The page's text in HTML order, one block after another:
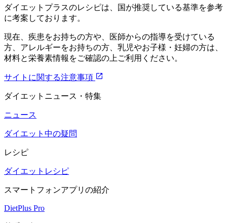
ダイエットプラスのレシピは、国が推奨している基準を参考
に考案しております。
現在、疾患をお持ちの方や、医師からの指導を受けている
方、アレルギーをお持ちの方、乳児やお子様・妊婦の方は、
材料と栄養素情報をご確認の上ご利用ください。
サイトに関する注意事項
ダイエットニュース・特集
ニュース
ダイエット中の疑問
レシピ
ダイエットレシピ
スマートフォンアプリの紹介
DietPlus Pro